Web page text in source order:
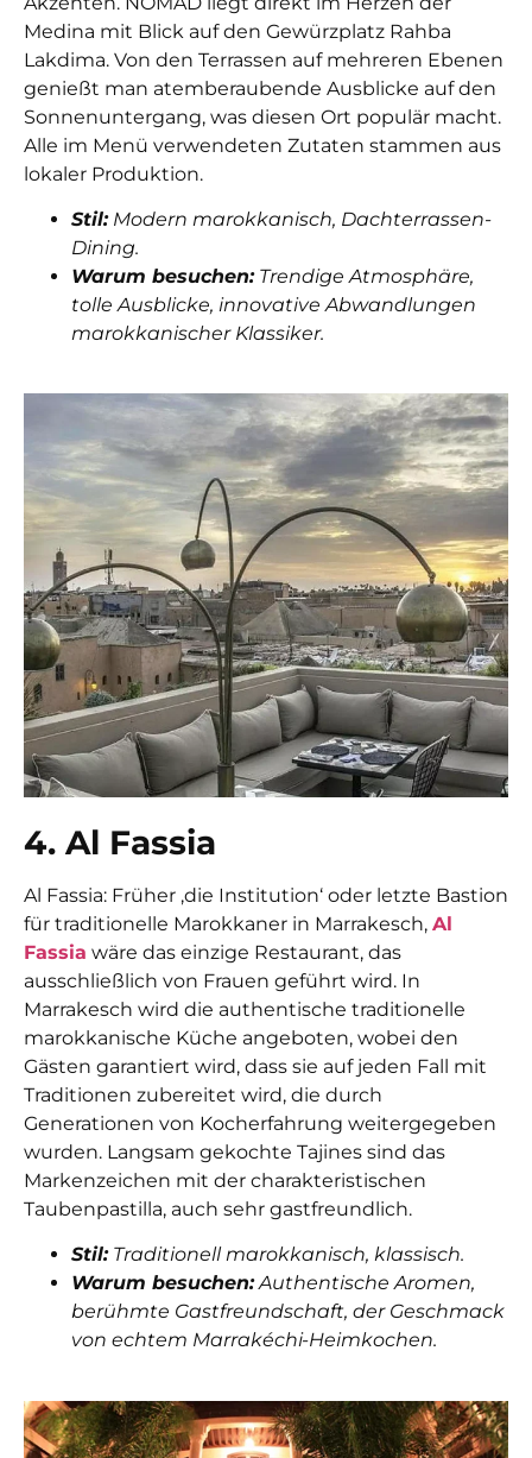
Medina mit Blick auf den Gewürzplatz Rahba
Lakdima. Von den Terrassen auf mehreren Ebenen
genießt man atemberaubende Ausblicke auf den
Sonnenuntergang, was diesen Ort populär macht.
Alle im Menü verwendeten Zutaten stammen aus
lokaler Produktion.
Stil:Modern marokkanisch, Dachterrassen-
Dining.
Warum besuchen:Trendige Atmosphäre,
tolle Ausblicke, innovative Abwandlungen
marokkanischer Klassiker.
4. Al Fassia
Al Fassia: Früher ‚die Institution‘ oder letzte Bastion
für traditionelle Marokkaner in Marrakesch, Al
Fassia wäre das einzige Restaurant, das
ausschließlich von Frauen geführt wird. In
Marrakesch wird die authentische traditionelle
marokkanische Küche angeboten, wobei den
Gästen garantiert wird, dass sie auf jeden Fall mit
Traditionen zubereitet wird, die durch
Generationen von Kocherfahrung weitergegeben
wurden. Langsam gekochte Tajines sind das
Markenzeichen mit der charakteristischen
Taubenpastilla, auch sehr gastfreundlich.
Stil:Traditionell marokkanisch, klassisch.
Warum besuchen:Authentische Aromen,
berühmte Gastfreundschaft, der Geschmack
von echtem Marrakéchi-Heimkochen.